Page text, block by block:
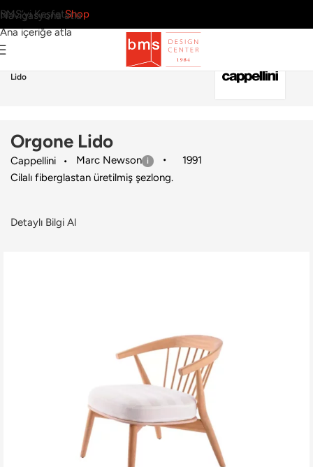
Navigasyona atla
Ana içeriğe atla
BMS’yi KeşfetShop
Şezlong›Cappellini ›Orgone
Lido
Orgone Lido
Cappellini Marc Newson
1991
Cilalı fiberglastan üretilmiş şezlong.
Detaylı Bilgi Al